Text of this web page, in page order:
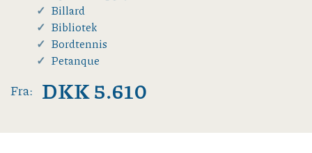
Billard
Bibliotek
Bordtennis
Petanque
Fra: DKK 5.610